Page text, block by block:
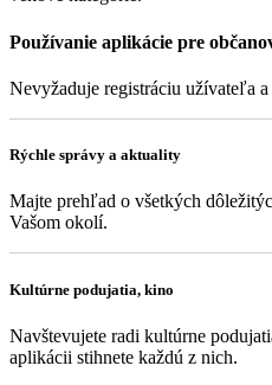
Používanie aplikácie pre
Nevyžaduje registráciu užívateľa a
Rýchle správy a aktuality
Majte prehľad o všetkých
Vašom okolí.
Kultúrne podujatia, kino
Navštevujete radi kultúrne
aplikácii stihnete každú z nich.